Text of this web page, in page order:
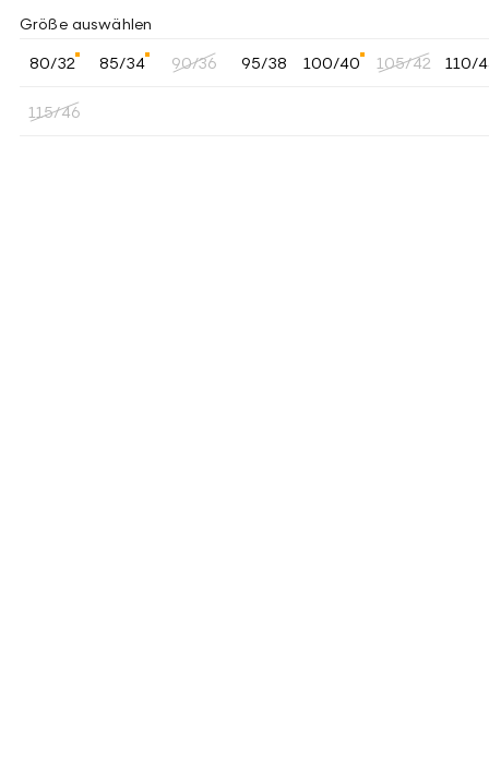
Größe auswählen
80/32 85/34 90/36 95/38 100/40 105/42 110/
115/46